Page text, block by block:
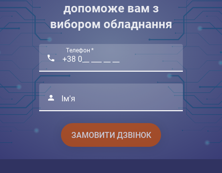
допоможе вам з
вибором обладнання
Телефон *
Ім'я
ЗАМОВИТИ ДЗВІНОК